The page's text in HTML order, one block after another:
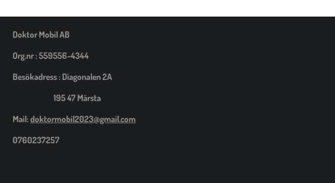
Doktor Mobil AB
Org.nr : 559556-4344
Besökadress : Diagonalen 2A
195 47 Märsta
Mail:doktormobil2023@gmail.com
0760237257